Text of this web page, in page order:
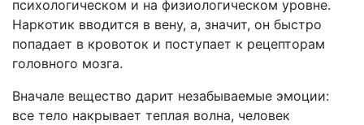
психологическом и на физиологическом уровне.
Наркотик вводится в вену, а, значит, он быстро
попадает в кровоток и поступает к рецепторам
головного мозга.
Вначале вещество дарит незабываемые эмоции:
все тело накрывает теплая волна, человек